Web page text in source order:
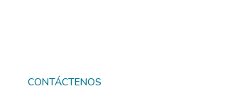
CONTÁCTENOS